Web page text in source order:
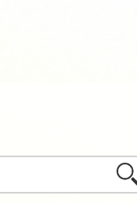
さが